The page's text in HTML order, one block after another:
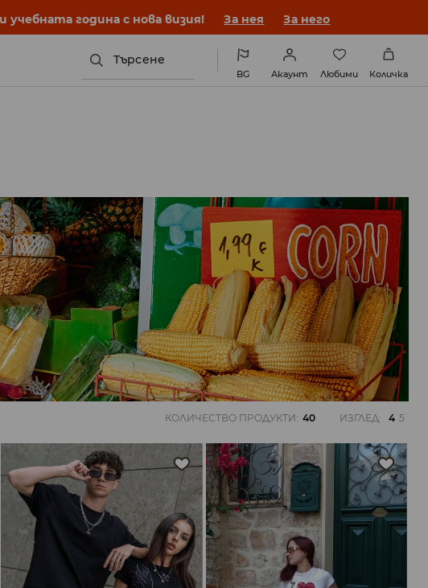
година с нова визия! За нея За него
Търсене
BG Акаунт Любими Количка
КОЛИЧЕСТВО ПРОДУКТИ: 40 ИЗГЛЕД: 4 5